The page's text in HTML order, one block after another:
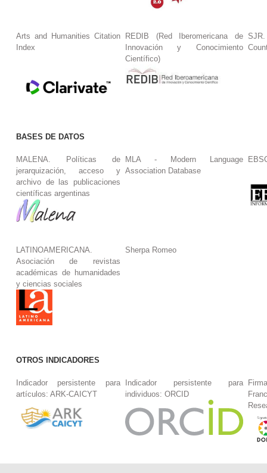
Arts and Humanities Citation
Index
REDIB (Red Iberomericana de
Innovación y Conocimiento
Científico)
BASES DE DATOS
MALENA. Políticas de
jerarquización, acceso y
archivo de las publicaciones
científicas argentinas
MLA - Modern Language
Association Database
LATINOAMERICANA.
Asociación de revistas
académicas de humanidades
y ciencias sociales
Sherpa Romeo
OTROS INDICADORES
Indicador persistente para
artículos: ARK-CAICYT
Indicador persistente para
individuos: ORCID